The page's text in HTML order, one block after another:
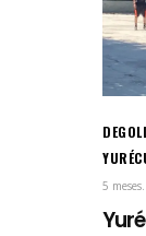
5 meses.